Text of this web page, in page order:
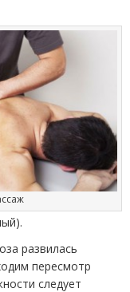
развилась
пересмотр
следует